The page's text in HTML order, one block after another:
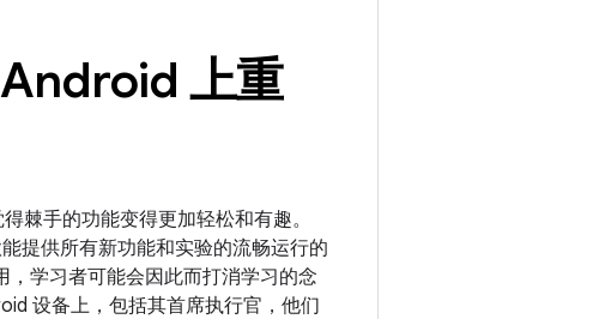
上重
棘手的功能变得更加轻松和有趣。
提供所有新功能和实验的流畅运行的
学习者可能会因此而打消学习的念
设备上，包括其首席执行官，他们